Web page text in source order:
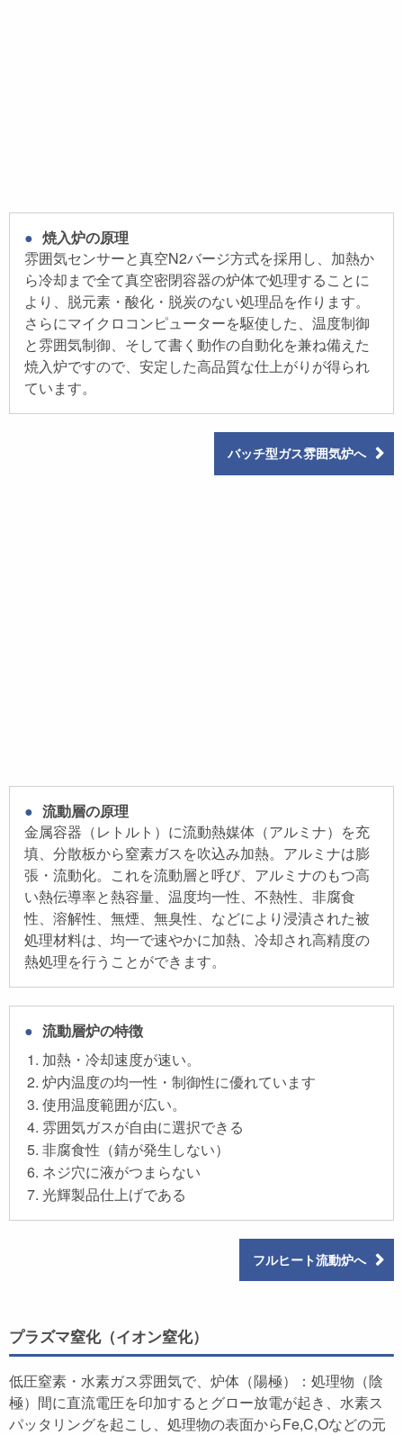
●焼入炉の原理
雰囲気センサーと真空N2バージ方式を採用し、加熱か
ら冷却まで全て真空密閉容器の炉体で処理することに
より、脱元素・酸化・脱炭のない処理品を作ります。
さらにマイクロコンピューターを駆使した、温度制御
と雰囲気制御、そして書く動作の自動化を兼ね備えた
焼入炉ですので、安定した高品質な仕上がりが得られ
ています。
バッチ型ガス雰囲気炉へ
●流動層の原理
金属容器（レトルト）に流動熱媒体（アルミナ）を充
填、分散板から窒素ガスを吹込み加熱。アルミナは膨
張・流動化。これを流動層と呼び、アルミナのもつ高
い熱伝導率と熱容量、温度均一性、不熱性、非腐食
性、溶解性、無煙、無臭性、などにより浸漬された被
処理材料は、均一で速やかに加熱、冷却され高精度の
熱処理を行うことができます。
●流動層炉の特徴
加熱・冷却速度が速い。
炉内温度の均一性・制御性に優れています
使用温度範囲が広い。
雰囲気ガスが自由に選択できる
非腐食性（錆が発生しない）
ネジ穴に液がつまらない
光輝製品仕上げである
フルヒート流動炉へ
プラズマ窒化（イオン窒化）
低圧窒素・水素ガス雰囲気で、炉体（陽極）：処理物（陰
極）間に直流電圧を印加するとグロー放電が起き、水素ス
パッタリングを起こし、処理物の表面からFe,C,Oなどの元